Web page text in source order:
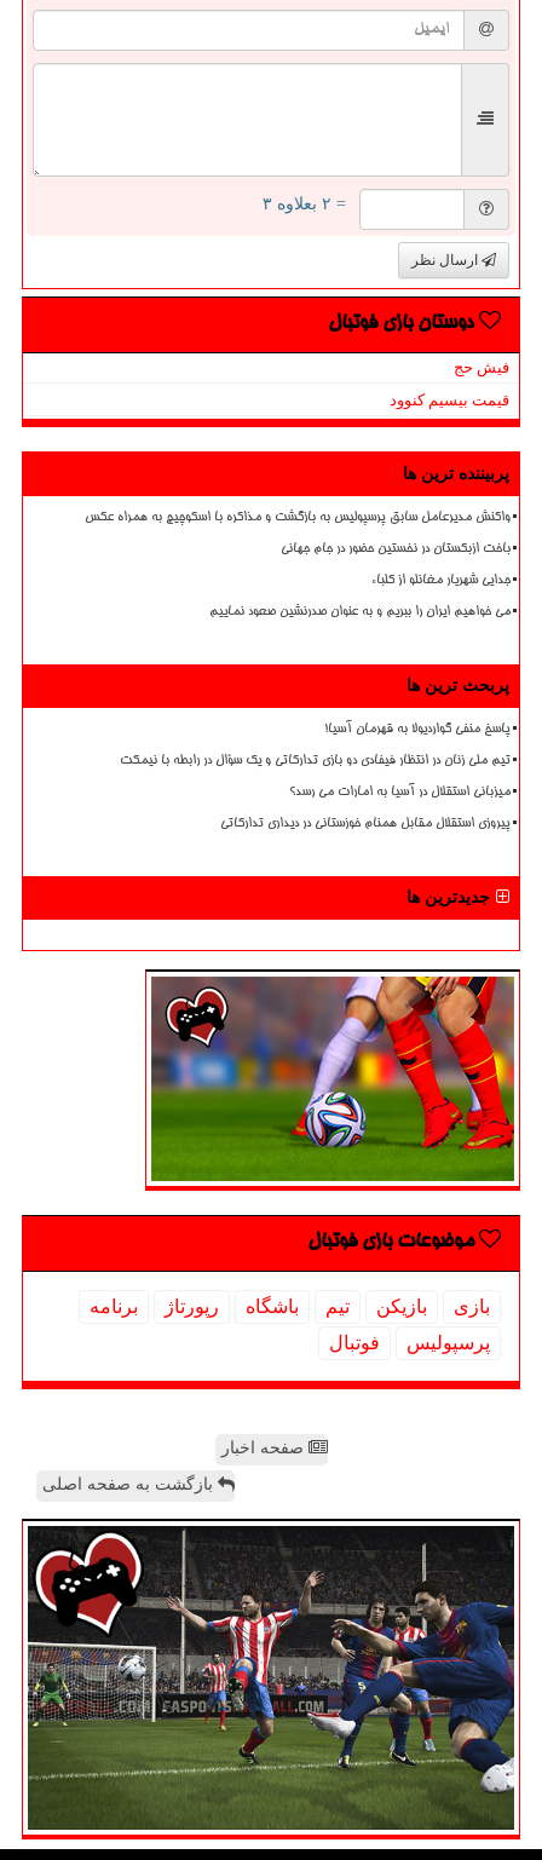
= ۲ بعلاوه ۳
ارسال نظر
دوستان بازی فوتبال
فیش حج
قیمت بیسیم کنوود
پربیننده ترین ها
واکنش مدیرعامل سابق پرسپولیس به بازگشت و مذاکره با اسکوچیچ به همراه عکس
باخت ازبکستان در نخستین حضور در جام جهانی
جدایی شهریار مغانلو از کلباء
می خواهیم ایران را ببریم و به عنوان صدرنشین صعود نماییم
پربحث ترین ها
پاسخ منفی گواردیولا به قهرمان آسیا!
تیم ملی زنان در انتظار فیفادی دو بازی تدارکاتی و یک سؤال در رابطه با نیمکت
میزبانی استقلال در آسیا به امارات می رسد؟
پیروزی استقلال مقابل همنام خوزستانی در دیداری تدارکاتی
جدیدترین ها
موضوعات بازی فوتبال
بازی بازیكن تیم باشگاه رپورتاژ
برنامه
پرسپولیس
فوتبال
صفحه اخبار
بازگشت به صفحه اصلی